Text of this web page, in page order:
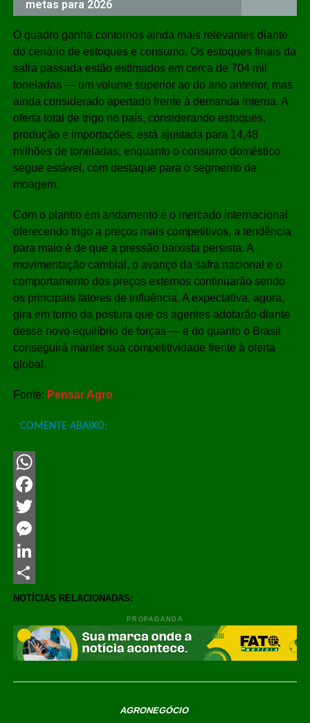
metas para 2026
O quadro ganha contornos ainda mais relevantes diante
do cenário de estoques e consumo. Os estoques finais da
safra passada estão estimados em cerca de 704 mil
toneladas — um volume superior ao do ano anterior, mas
ainda considerado apertado frente à demanda interna. A
oferta total de trigo no país, considerando estoques,
produção e importações, está ajustada para 14,48
milhões de toneladas, enquanto o consumo doméstico
segue estável, com destaque para o segmento de
moagem.
Com o plantio em andamento e o mercado internacional
oferecendo trigo a preços mais competitivos, a tendência
para maio é de que a pressão baixista persista. A
movimentação cambial, o avanço da safra nacional e o
comportamento dos preços externos continuarão sendo
os principais fatores de influência. A expectativa, agora,
gira em torno da postura que os agentes adotarão diante
desse novo equilíbrio de forças — e do quanto o Brasil
conseguirá manter sua competitividade frente à oferta
global.
Fonte: Pensar Agro
COMENTE ABAIXO:
WhatsApp
Facebook
Twitter
Messenger
LinkedIn
Share
NOTÍCIAS RELACIONADAS:
PROPAGANDA
AGRONEGÓCIO